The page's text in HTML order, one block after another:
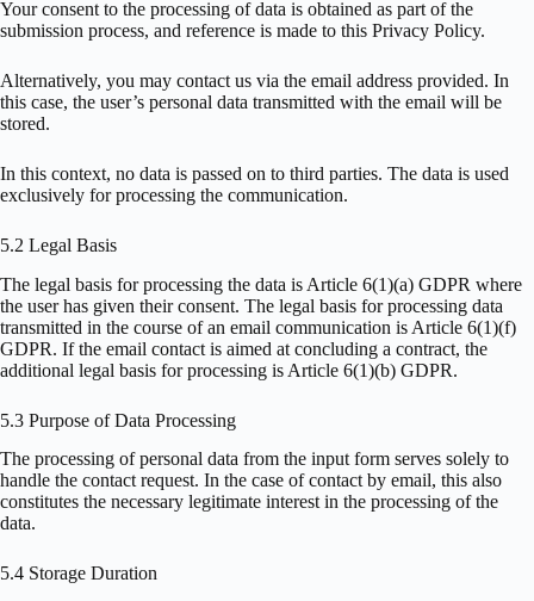
Your consent to the processing of data is obtained as part of the
submission process, and reference is made to this Privacy Policy.
Alternatively, you may contact us via the email address provided. In
this case, the user’s personal data transmitted with the email will be
stored.
In this context, no data is passed on to third parties. The data is used
exclusively for processing the communication.
5.2 Legal Basis
The legal basis for processing the data is Article 6(1)(a) GDPR where
the user has given their consent. The legal basis for processing data
transmitted in the course of an email communication is Article 6(1)(f)
GDPR. If the email contact is aimed at concluding a contract, the
additional legal basis for processing is Article 6(1)(b) GDPR.
5.3 Purpose of Data Processing
The processing of personal data from the input form serves solely to
handle the contact request. In the case of contact by email, this also
constitutes the necessary legitimate interest in the processing of the
data.
5.4 Storage Duration